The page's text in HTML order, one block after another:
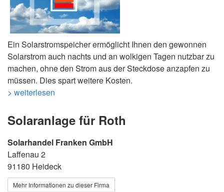
Ein Solarstromspeicher ermöglicht Ihnen den gewonnen
Solarstrom auch nachts und an wolkigen Tagen nutzbar zu
machen, ohne den Strom aus der Steckdose anzapfen zu
müssen. Dies spart weitere Kosten.
> weiterlesen
Solaranlage für Roth
Solarhandel Franken GmbH
Laffenau 2
91180 Heideck
Mehr Informationen zu dieser Firma